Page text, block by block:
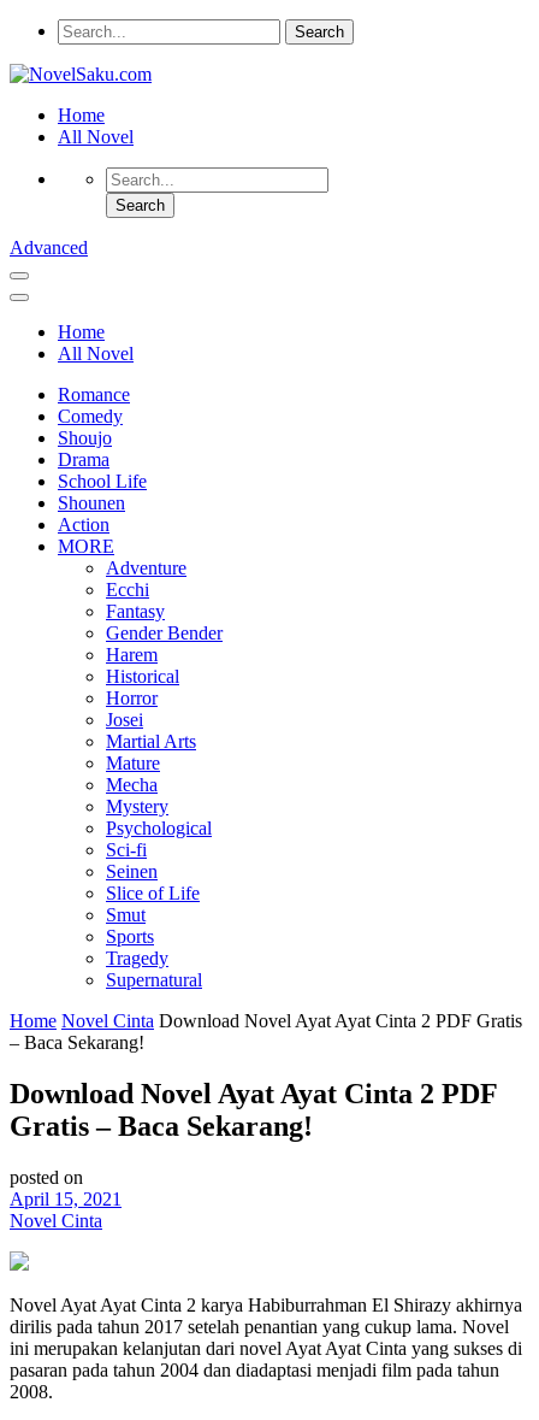
Home
All Novel
Advanced
Home
All Novel
Romance
Comedy
Shoujo
Drama
School Life
Shounen
Action
MORE
Adventure
Ecchi
Fantasy
Gender Bender
Harem
Historical
Horror
Josei
Martial Arts
Mature
Mecha
Mystery
Psychological
Sci-fi
Seinen
Slice of Life
Smut
Sports
Tragedy
Supernatural
Home Novel Cinta Download Novel Ayat Ayat Cinta 2 PDF Gratis
– Baca Sekarang!
Download Novel Ayat Ayat Cinta 2 PDF
Gratis – Baca Sekarang!
posted on
April 15, 2021
Novel Cinta
Novel Ayat Ayat Cinta 2 karya Habiburrahman El Shirazy akhirnya
dirilis pada tahun 2017 setelah penantian yang cukup lama. Novel
ini merupakan kelanjutan dari novel Ayat Ayat Cinta yang sukses di
pasaran pada tahun 2004 dan diadaptasi menjadi film pada tahun
2008.